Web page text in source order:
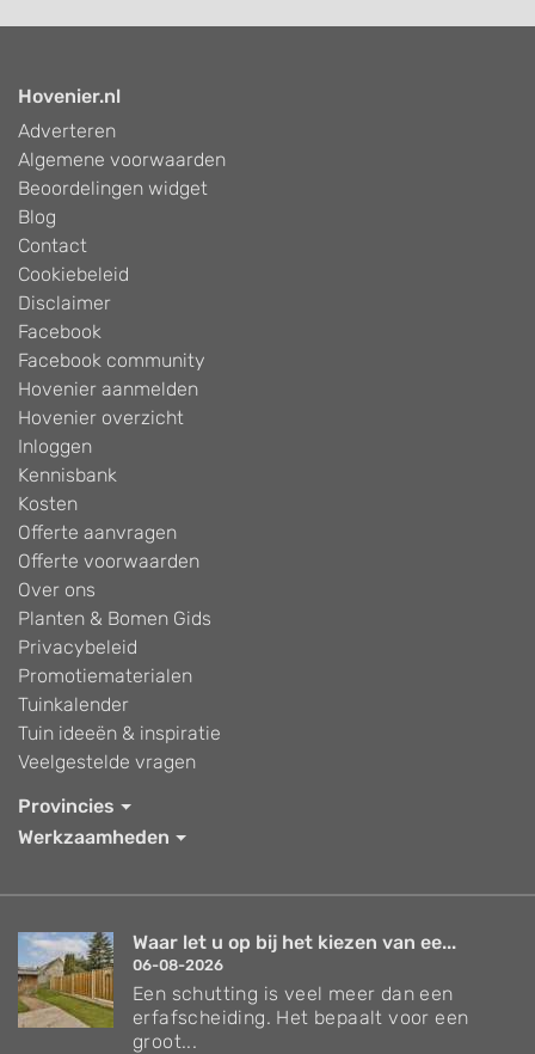
Hovenier.nl
Adverteren
Algemene voorwaarden
Beoordelingen widget
Blog
Contact
Cookiebeleid
Disclaimer
Facebook
Facebook community
Hovenier aanmelden
Hovenier overzicht
Inloggen
Kennisbank
Kosten
Offerte aanvragen
Offerte voorwaarden
Over ons
Planten & Bomen Gids
Privacybeleid
Promotiematerialen
Tuinkalender
Tuin ideeën & inspiratie
Veelgestelde vragen
Provincies
Werkzaamheden
Waar let u op bij het kiezen van ee...
06-08-2026
Een schutting is veel meer dan een
erfafscheiding. Het bepaalt voor een
groot...